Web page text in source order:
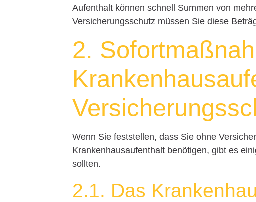
Aufenthalt können schnell Summen von
Versicherungsschutz müssen Sie diese
2.
Wenn Sie feststellen, dass Sie ohne
Krankenhausaufenthalt benötigen, gibt es
sollten.
2.1. Das